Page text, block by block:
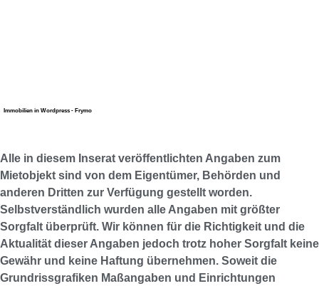
Immobilien in Wordpress - Frymo
Alle in diesem Inserat veröffentlichten Angaben zum
Mietobjekt sind von dem Eigentümer, Behörden und
anderen Dritten zur Verfügung gestellt worden.
Selbstverständlich wurden alle Angaben mit größter
Sorgfalt überprüft. Wir können für die Richtigkeit und die
Aktualität dieser Angaben jedoch trotz hoher Sorgfalt keine
Gewähr und keine Haftung übernehmen. Soweit die
Grundrissgrafiken Maßangaben und Einrichtungen